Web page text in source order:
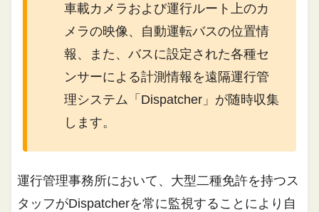
車載カメラおよび運行ルート上のカ
メラの映像、自動運転バスの位置情
報、また、バスに設定された各種セ
ンサーによる計測情報を遠隔運行管
理システム「Dispatcher」が随時収集
します。
運行管理事務所において、大型二種免許を持つス
タッフがDispatcherを常に監視することにより自